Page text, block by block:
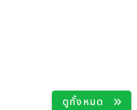
ดูทั้งหมด